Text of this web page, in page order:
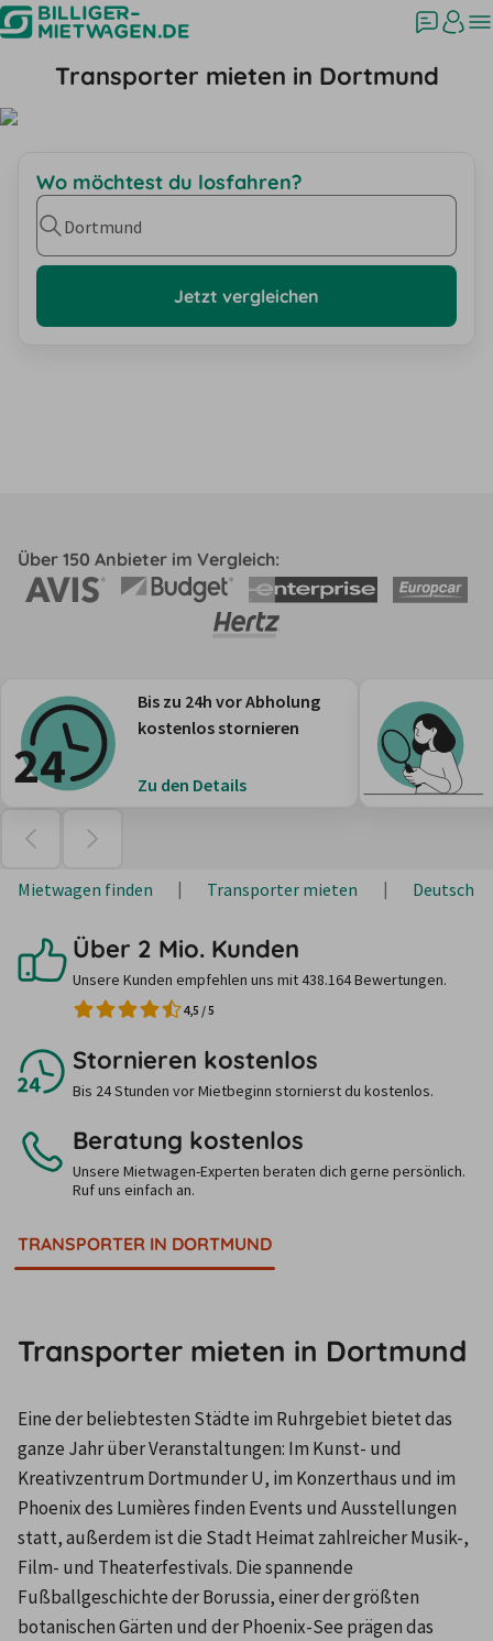
Transporter mieten in Dortmund
Wo möchtest du losfahren?
Dortmund
Jetzt vergleichen
Über 150 Anbieter im Vergleich:
Bis zu 24h vor Abholung
kostenlos stornieren
Zu den Details
Mietwagen finden Transporter mieten
Über 2 Mio. Kunden
Unsere Kunden empfehlen uns mit 438.164 Bewertungen.
4,5 /5
Stornieren kostenlos
Bis 24 Stunden vor Mietbeginn stornierst du kostenlos.
Beratung kostenlos
Unsere Mietwagen-Experten beraten dich gerne persönlich.
Ruf uns einfach an.
TRANSPORTER IN DORTMUND
Transporter mieten in Dortmund
Eine der beliebtesten Städte im Ruhrgebiet bietet das
ganze Jahr über Veranstaltungen: Im Kunst- und
Kreativzentrum Dortmunder U, im Konzerthaus und im
Phoenix des Lumières finden Events und Ausstellungen
statt, außerdem ist die Stadt Heimat zahlreicher Musik-,
Film- und Theaterfestivals. Die spannende
Fußballgeschichte der Borussia, einer der größten
botanischen Gärten und der Phoenix-See prägen das